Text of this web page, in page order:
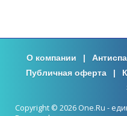
О компании |
Публичная оферта
|
Copyright © 2026 One.Ru -